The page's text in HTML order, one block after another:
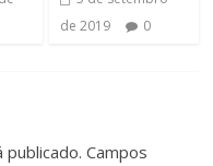
de 2019
0
Campos